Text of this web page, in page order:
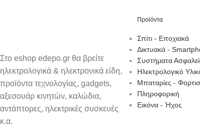
Στο eshop edepo.gr θα βρείτε
ηλεκτρολογικά & ηλεκτρονικά είδη,
προϊόντα τεχνολογίας, gadgets,
αξεσουάρ κινητών, καλώδια,
αντάπτορες, ηλεκτρικές συσκευές
κ.α.
Προϊόντα
Σπίτι - Εποχιακά
Δικτυακά -
Συστήματα
Ηλεκτρολογικό
Μπαταρίες -
Πληροφορική
Εικόνα - Ήχος